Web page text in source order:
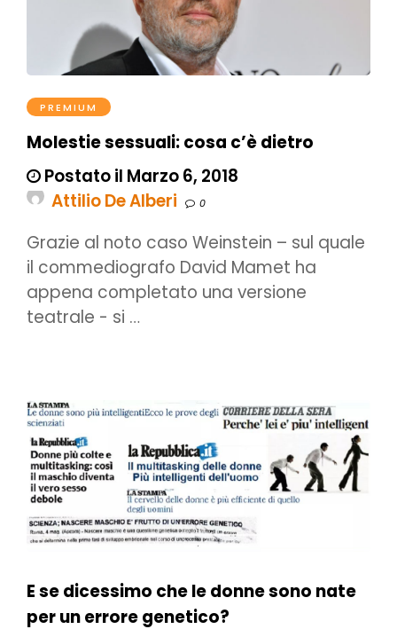
PREMIUM
Molestie sessuali: cosa c’è dietro
Postato il Marzo 6, 2018
Attilio De Alberi
0
Grazie al noto caso Weinstein – sul quale
il commediografo David Mamet ha
appena completato una versione
teatrale - si …
E se dicessimo che le donne sono nate
per un errore genetico?